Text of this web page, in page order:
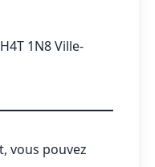
1N8 Ville-
vous pouvez